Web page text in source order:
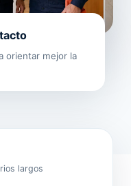
orientar mejor la
largos